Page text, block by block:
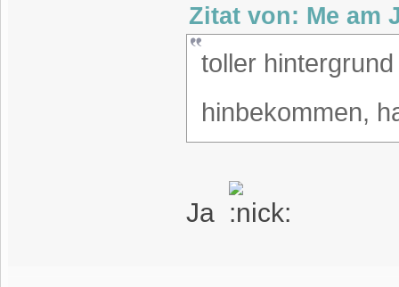
Zitat von: Me am
toller
hinbekommen,
Ja